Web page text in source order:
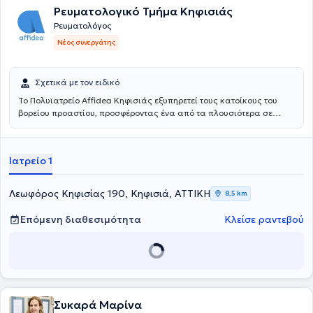
Ρευματολογικό Τμήμα Κηφισιάς
Ρευματολόγος
Νέος συνεργάτης
Σχετικά με τον ειδικό
Το Πολυϊατρείο Affidea Κηφισιάς εξυπηρετεί τους κατοίκους του
βορείου προαστίου, προσφέροντας ένα από τα πλουσιότερα σε
υπηρεσίες για τον ύπνο, τη νευρολογία και τη ρευματολογία,
φροντίδα στη βόρεια Αθήνα.
Ιατρείο 1
Λεωφόρος Κηφισίας 190, Κηφισιά, ΑΤΤΙΚΗ 8,5 km
Επόμενη διαθεσιμότητα Κλείσε ραντεβού
Συκαρά Μαρίνα